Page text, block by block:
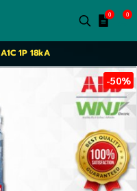
0 0
A1C 1P 18kA
-50%